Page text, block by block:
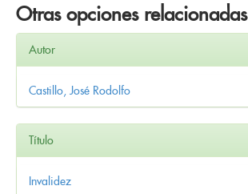
Otras opciones relacionadas
Autor
Castillo, José Rodolfo
Título
Invalidez